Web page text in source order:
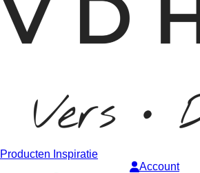
Producten Inspiratie
Account